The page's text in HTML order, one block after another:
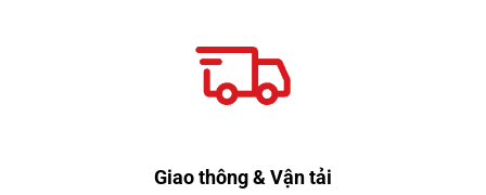
Giao thông & Vận tải